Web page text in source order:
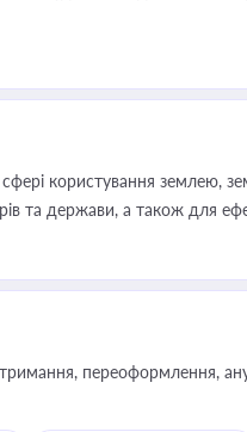
сфері користування землею,
та держави, а також для
переоформлення,